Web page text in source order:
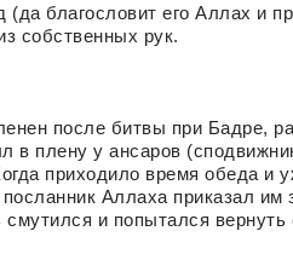
благословит его Аллах и
собственных рук.
после битвы при Бадре,
плену у ансаров
приходило время обеда и
Аллаха приказал им
и попытался вернуть